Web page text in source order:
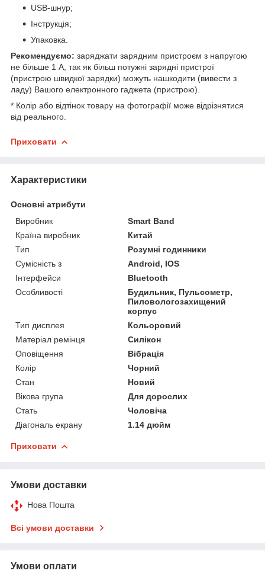
USB-шнур;
Інструкція;
Упаковка.
Рекомендуємо: заряджати зарядним пристроєм з напругою
не більше 1 A, так як більш потужні зарядні пристрої
(пристрою швидкої зарядки) можуть нашкодити (вивести з
ладу) Вашого електронного гаджета (пристрою).
* Колір або відтінок товару на фотографії може відрізнятися
від реального.
Приховати
Характеристики
Основні атрибути
Виробник
Smart Band
Країна виробник
Китай
Тип
Розумні годинники
Сумісність з
Android, IOS
Інтерфейси
Bluetooth
Особливості
Будильник, Пульсометр,
Пиловологозахищений
корпус
Тип дисплея
Кольоровий
Матеріал ремінця
Силікон
Оповіщення
Вібрація
Колір
Чорний
Стан
Новий
Вікова група
Для дорослих
Стать
Чоловіча
Діагональ екрану
1.14 дюйм
Приховати
Умови доставки
Нова Пошта
Всі умови доставки
Умови оплати